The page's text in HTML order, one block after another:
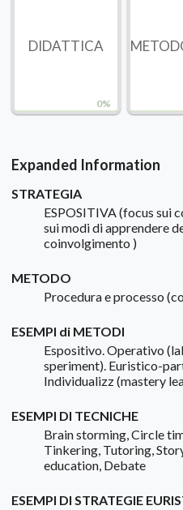
0%
DIDATTICA
Expanded Information
STRATEGIA
ESPOSITIVA (focus sui
sui modi di apprendere
coinvolgimento )
METODO
Procedura e processo
ESEMPI di METODI
Espositivo. Operativo
speriment). Euristico-
Individualizz (mastery
ESEMPI DI TECNICHE
Brain storming, Circle
Tinkering, Tutoring,
education, Debate
ESEMPI DI STRATEGIE